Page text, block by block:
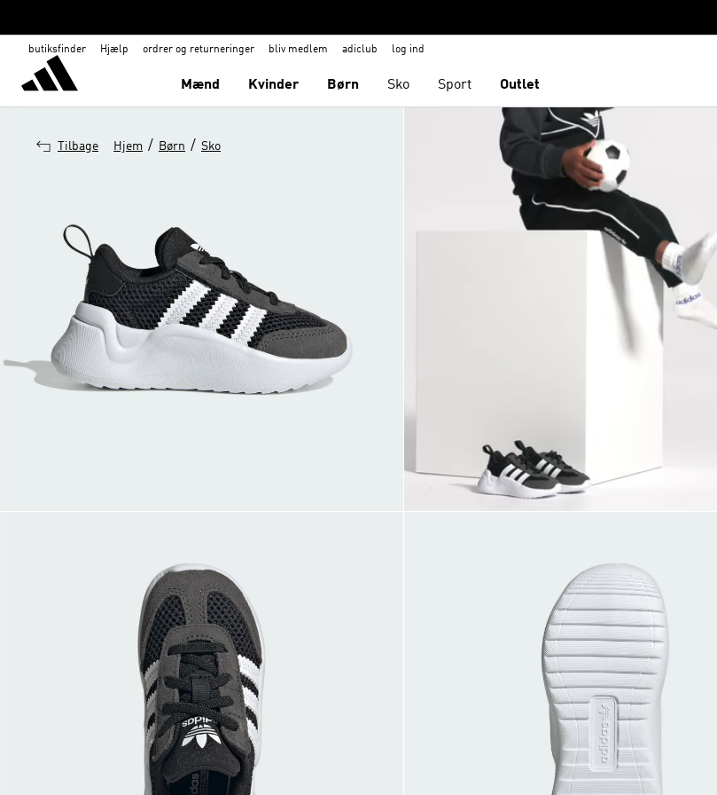
butiksfinder Hjælp ordrer og returneringer bliv medlem adiclub log ind
Mænd Kvinder Børn Sko Sport Outlet
Tilbage Hjem / Børn / Sko